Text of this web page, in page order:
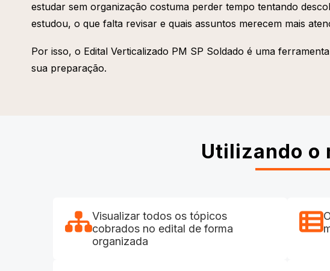
estudar sem organização costuma perder tempo tentando
estudou, o que falta revisar e quais assuntos merecem mais
Por isso, o Edital Verticalizado PM SP Soldado é uma
sua preparação.
Utilizando o
Visualizar todos os tópicos
cobrados no edital de forma
organizada